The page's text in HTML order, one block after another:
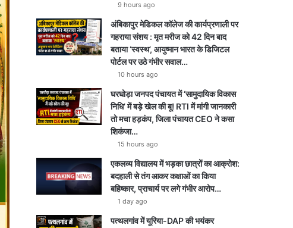
9 hours ago
अंबिकापुर मेडिकल कॉलेज की कार्यप्रणाली पर
गहराया संशय : मृत मरीज को 42 दिन बाद
बताया ‘स्वस्थ’, आयुष्मान भारत के डिजिटल
पोर्टल पर उठे गंभीर सवाल…
10 hours ago
घरघोड़ा जनपद पंचायत में ‘सामुदायिक विकास
निधि’ में बड़े खेल की बू! RTI में मांगी जानकारी
तो मचा हड़कंप, जिला पंचायत CEO ने कसा
शिकंजा…
15 hours ago
एकलव्य विद्यालय में भड़का छात्रों का आक्रोश:
बदहाली से तंग आकर कक्षाओं का किया
बहिष्कार, प्राचार्य पर लगे गंभीर आरोप…
1 day ago
पत्थलगांव में यूरिया-DAP की भयंकर